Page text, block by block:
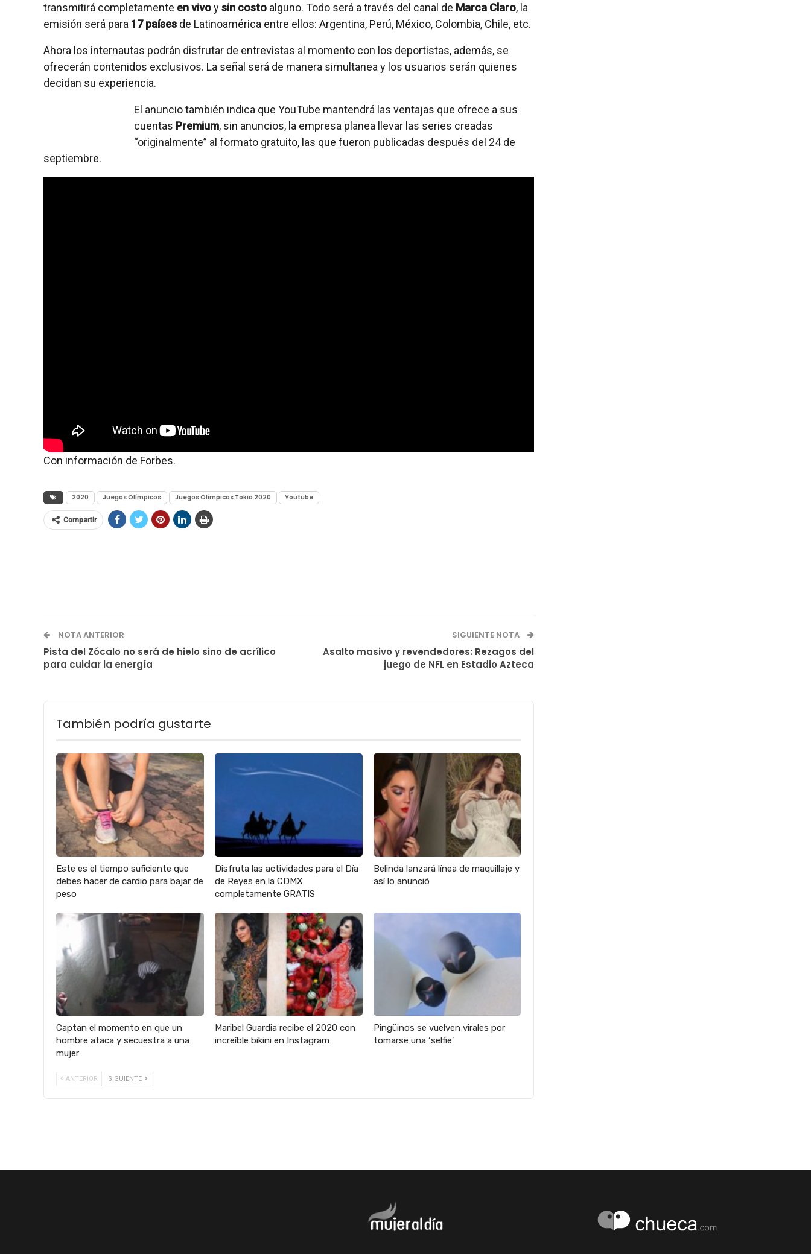
transmitirá completamente en vivoysin costo alguno. Todo será a través del canal de Marca Claro, la
emisión será para 17 países de Latinoamérica entre ellos: Argentina, Perú, México, Colombia, Chile, etc.
Ahora los internautas podrán disfrutar de entrevistas al momento con los deportistas, además, se
ofrecerán contenidos exclusivos. La señal será de manera simultanea y los usuarios serán quienes
decidan su experiencia.
El anuncio también indica que YouTube mantendrá las ventajas que ofrece a sus
cuentas Premium, sin anuncios, la empresa planea llevar las series creadas
“originalmente” al formato gratuito, las que fueron publicadas después del 24 de
septiembre.
Con información de Forbes.
2020 Juegos Olímpicos Juegos Olímpicos Tokio 2020 Youtube
Compartir
NOTA ANTERIOR
Pista del Zócalo no será de hielo sino de acrílico
para cuidar la energía
SIGUIENTE NOTA
Asalto masivo y revendedores: Rezagos del
juego de NFL en Estadio Azteca
También podría gustarte
Este es el tiempo suficiente que
debes hacer de cardio para bajar de
peso
Disfruta las actividades para el Día
de Reyes en la CDMX
completamente GRATIS
Belinda lanzará línea de maquillaje y
así lo anunció
Captan el momento en que un
hombre ataca y secuestra a una
mujer
Maribel Guardia recibe el 2020 con
increíble bikini en Instagram
Pingüinos se vuelven virales por
tomarse una ‘selfie’
ANTERIOR SIGUIENTE